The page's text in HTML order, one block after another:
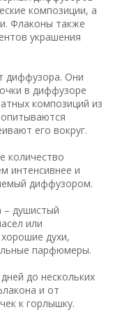
композиции, а
Флаконы также
украшения
диффузора. Они
в диффузоре
композиций из
его вокруг.
количество
интенсивнее и
диффузором.
– душистый
или
духи,
парфюмеры.
до нескольких
и от
к горлышку.